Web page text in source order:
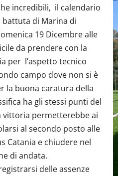
incredibili, il calendario
di Marina di
19 Dicembre alle
da prendere con la
per l’aspetto tecnico
campo dove non si è
la buona caratura della
ha gli stessi punti del
vittoria permetterebbe ai
al secondo posto alle
Catania e chiudere nel
di andata.
delle assenze